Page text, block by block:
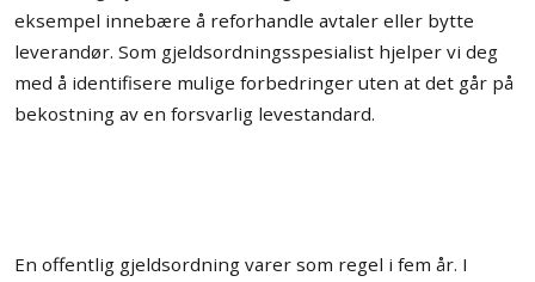
eksempel innebære å reforhandle avtaler eller bytte
leverandør. Som gjeldsordningsspesialist hjelper vi deg
med å identifisere mulige forbedringer uten at det går på
bekostning av en forsvarlig levestandard.
En offentlig gjeldsordning varer som regel i fem år. I